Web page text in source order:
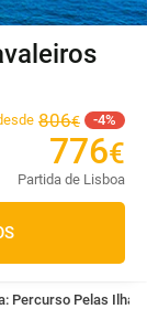
806€ 4
776€
Partida de Lisboa
Percurso Pelas Ilhas